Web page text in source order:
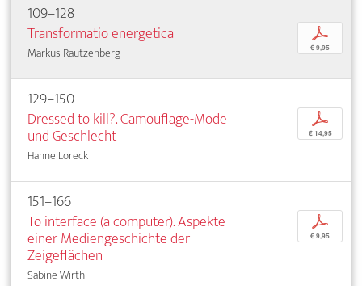
109–128
Transformatio energetica
Markus Rautzenberg
p
€ 9,95
129–150
Dressed to kill?. Camouflage-Mode
und Geschlecht
Hanne Loreck
p
€ 14,95
151–166
To interface (a computer). Aspekte
einer Mediengeschichte der
Zeigeflächen
Sabine Wirth
p
€ 9,95